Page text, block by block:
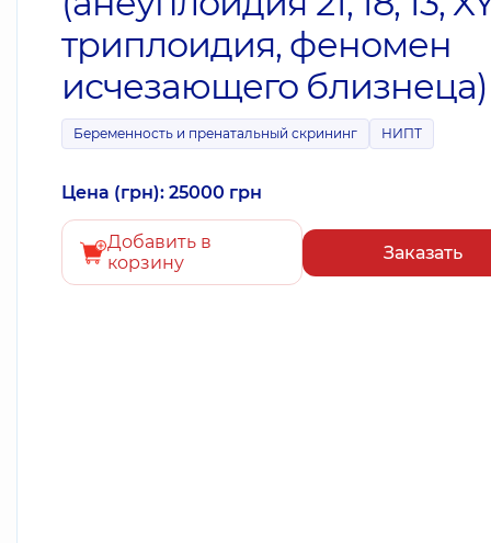
триплоидия, феномен
исчезающего близнеца)
Беременность и пренатальный скрининг НИПТ
Цена (грн): 25000 грн
Добавить в
корзину
Заказать